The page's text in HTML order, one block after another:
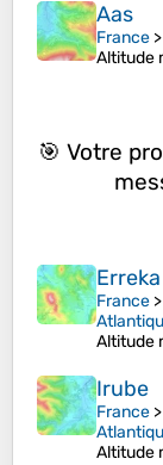
Aas
France >
Altitude
🎯 Votre
France >
Altitude
Irube
France >
Altitude